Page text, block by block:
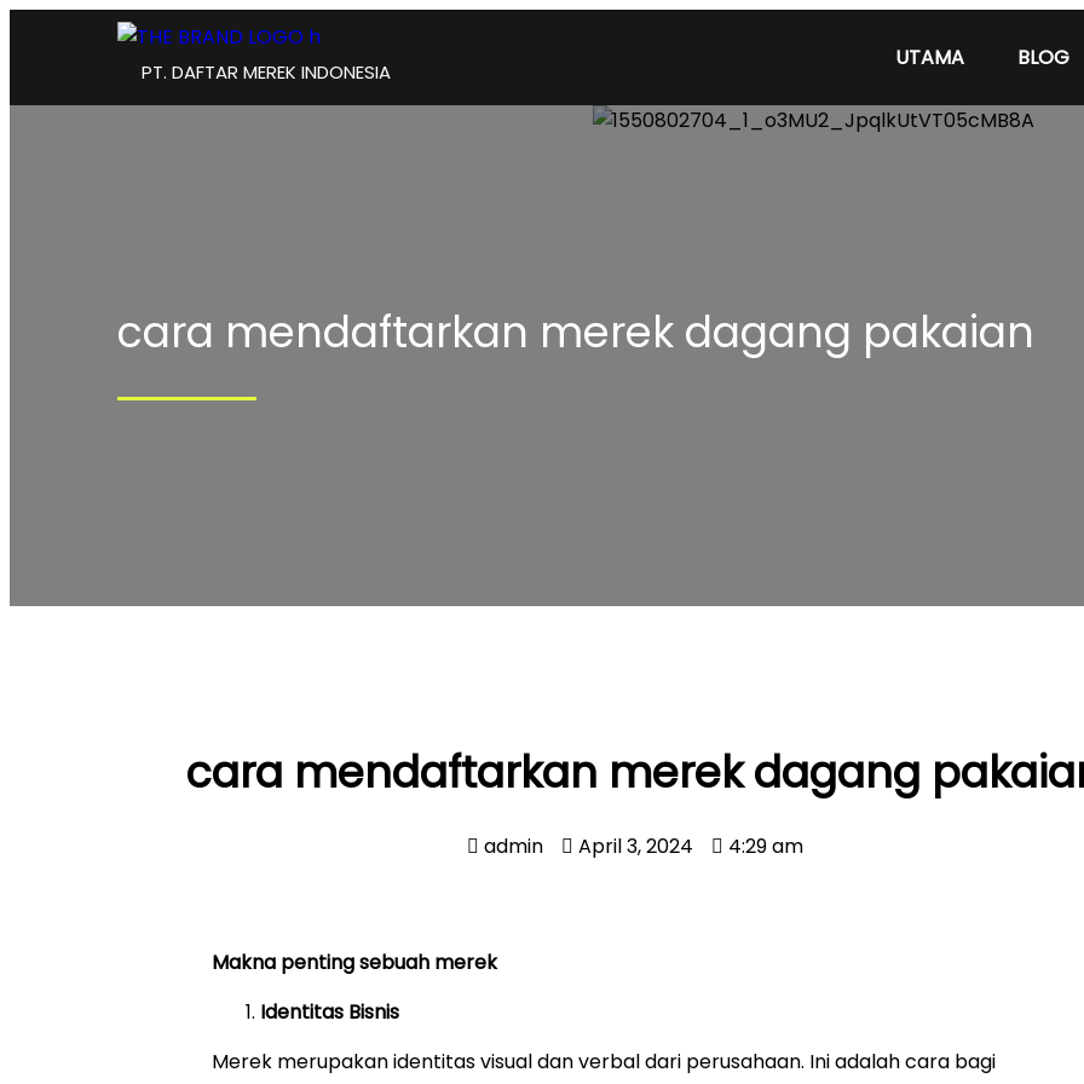
PT. DAFTAR MEREK INDONESIA
UTAMA BLOG
cara mendaftarkan merek dagang pakaian
cara mendaftarkan merek dagang
admin April 3, 2024 4:29 am
Makna penting sebuah merek
Identitas Bisnis
Merek merupakan identitas visual dan verbal dari perusahaan. Ini adalah cara bagi